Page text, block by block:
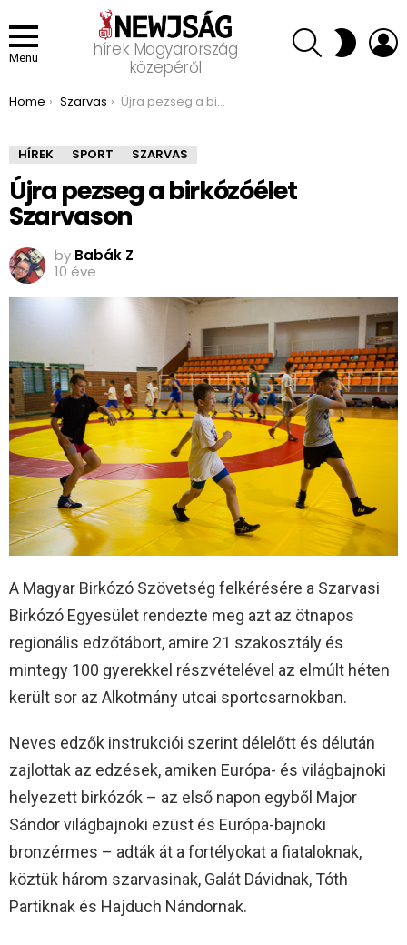
Menu
hírek Magyarország
közepéről
SEARCH SWITCH
SKIN
You are here:
Home Szarvas Újra pezseg a birkózóélet Szarvason
HÍREK SPORT SZARVAS
Újra pezseg a birkózóélet
Szarvason
by Babák Z
10 éve
A Magyar Birkózó Szövetség felkérésére a Szarvasi
Birkózó Egyesület rendezte meg azt az ötnapos
regionális edzőtábort, amire 21 szakosztály és
mintegy 100 gyerekkel részvételével az elmúlt héten
került sor az Alkotmány utcai sportcsarnokban.
Neves edzők instrukciói szerint délelőtt és délután
zajlottak az edzések, amiken Európa- és világbajnoki
helyezett birkózók – az első napon egyből Major
Sándor világbajnoki ezüst és Európa-bajnoki
bronzérmes – adták át a fortélyokat a fiataloknak,
köztük három szarvasinak, Galát Dávidnak, Tóth
Partiknak és Hajduch Nándornak.